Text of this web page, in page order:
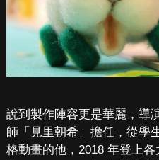
說到製作陣容更是華麗，導
師「見里朝希」擔任，從學
格動畫的他，2018 年登上